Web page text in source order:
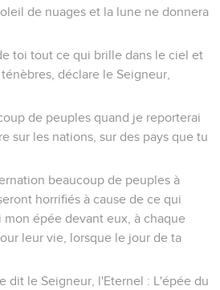
de nuages et la lune ne donnera
toi tout ce qui brille dans le ciel et
déclare le Seigneur,
de peuples quand je reporterai
sur les nations, sur des pays que tu
beaucoup de peuples à
horrifiés à cause de ce qui
mon épée devant eux, à chaque
leur vie, lorsque le jour de ta
dit le Seigneur, l'Eternel : L'épée du